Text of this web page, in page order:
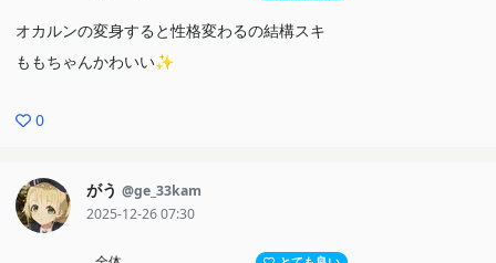
オカルンの変身すると性格変わるの結構スキ
ももちゃんかわいい✨
0
がう @ge_33kam
2025-12-26 07:30